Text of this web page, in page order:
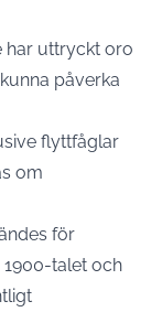
har uttryckt oro
påverka
flyttfåglar
om
för
talet och